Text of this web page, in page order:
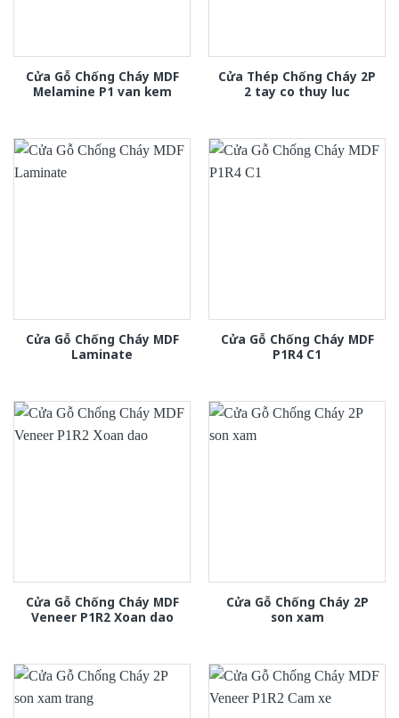
Cửa Gỗ Chống Cháy MDF
Melamine P1 van kem
Cửa Thép Chống Cháy 2P
2 tay co thuy luc
Cửa Gỗ Chống Cháy MDF
Laminate
Cửa Gỗ Chống Cháy MDF
P1R4 C1
Cửa Gỗ Chống Cháy MDF
Veneer P1R2 Xoan dao
Cửa Gỗ Chống Cháy 2P
son xam